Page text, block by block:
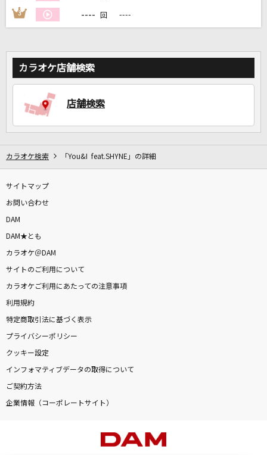
家族や友達と一緒に！練習にも！
3 ---- 回 ----
カラオケ店舗検索
店舗検索
カラオケ検索 「You&I feat.SHYNE」の詳細
サイトマップ
お問い合わせ
DAM
DAM★とも
カラオケ＠DAM
サイトのご利用について
カラオケご利用にあたっての注意事項
利用規約
特定商取引法に基づく表示
プライバシーポリシー
クッキー設定
インフォマティブデータの取得について
ご契約方法
企業情報（コーポレートサイト）